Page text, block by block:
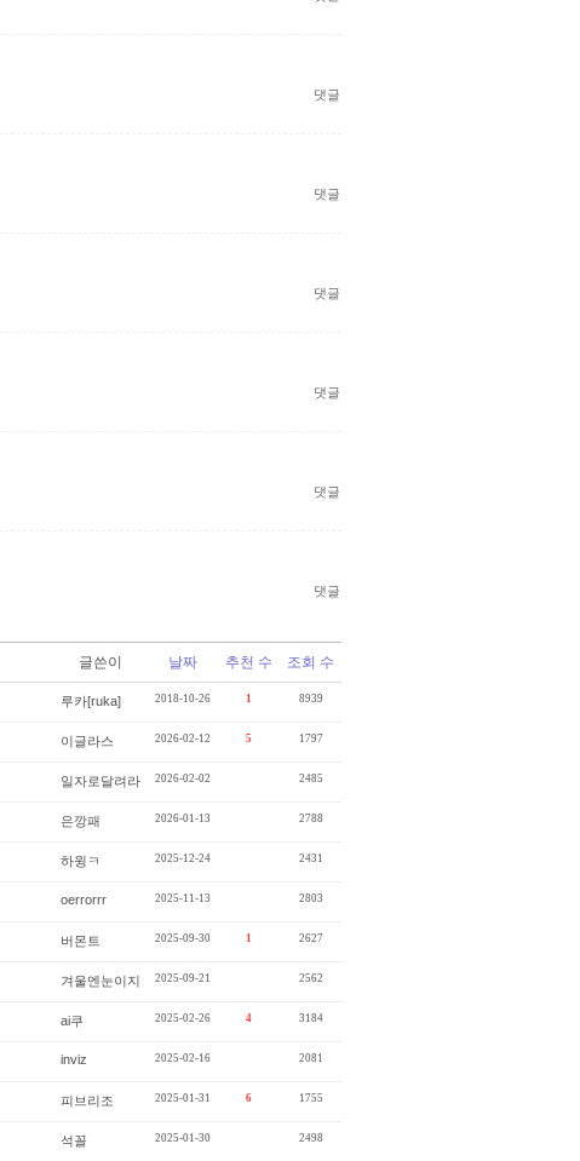
댓글
댓글
댓글
댓글
댓글
댓글
글쓴이 날짜 추천 수 조회 수
루카[ruka] 2018-10-26 1 8939
이글라스 2026-02-12 5 1797
일자로달려라 2026-02-02 2485
은깡패 2026-01-13 2788
하윙ㅋ 2025-12-24 2431
oerrorrr 2025-11-13 2803
버몬트 2025-09-30 1 2627
겨울엔눈이지 2025-09-21 2562
ai쿠 2025-02-26 4 3184
inviz 2025-02-16 2081
피브리조 2025-01-31 6 1755
석꼴 2025-01-30 2498